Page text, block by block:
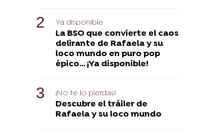
Ya disponible
La BSO que convierte el caos
delirante de Rafaela y su
loco mundo en puro pop
épico... ¡Ya disponible!
¡No te lo pìerdas!
Descubre el tráiler de
Rafaela y su loco mundo